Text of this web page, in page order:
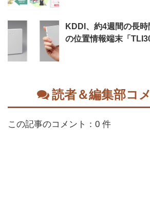
KDDI、約4週間の長
の位置情報端末「
読者＆編集部コ
この記事のコメント：0 件